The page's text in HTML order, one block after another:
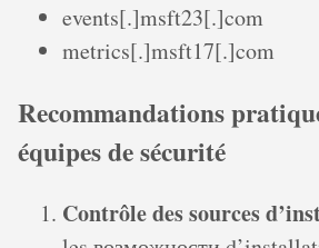
events[.]msft23[.]com
metrics[.]msft17[.]com
Recommandations
équipes de sécurité
Contrôle des sources